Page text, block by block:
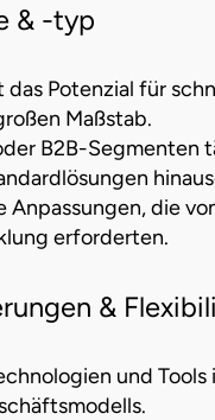
& -typ
Potenzial für
Maßstab.
B2B-Segmenten
Anpassungen, die
erforderten.
&
und